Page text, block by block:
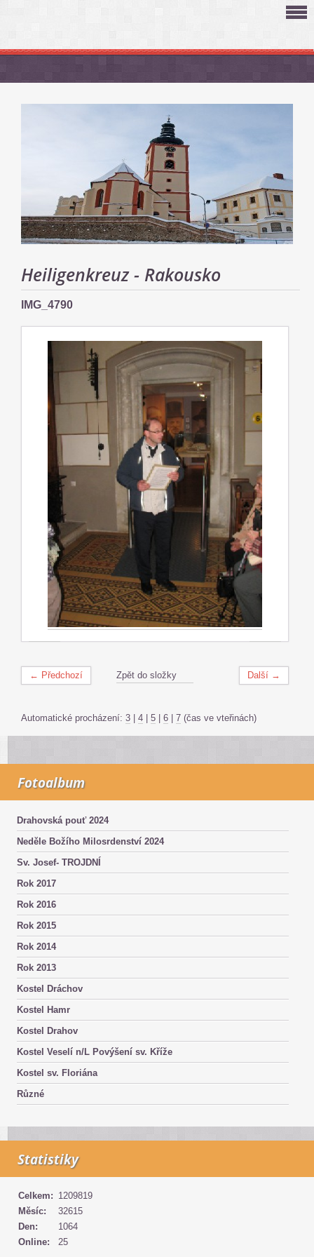
Heiligenkreuz - Rakousko
IMG_4790
← Předchozí Další →
Zpět do složky
Automatické procházení: 3 4 5 6 7 (čas ve vteřinách)
Fotoalbum
Drahovská pouť 2024
Neděle Božího Milosrdenství 2024
Sv. Josef- TROJDNÍ
Rok 2017
Rok 2016
Rok 2015
Rok 2014
Rok 2013
Kostel Dráchov
Kostel Hamr
Kostel Drahov
Kostel Veselí n/L Povýšení sv. Kříže
Kostel sv. Floriána
Různé
Statistiky
Online: 25
Celkem: 1209819
Měsíc:
32615
Den:
1064